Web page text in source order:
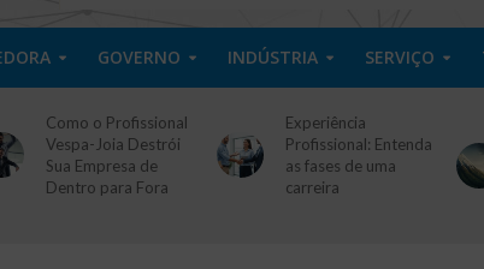
GOVERNO INDÚSTRIA SERVIÇO
Como o Profissional
Vespa-Joia Destrói
Sua Empresa de
Dentro para Fora
Experiência
Profissional: Entenda
as fases de uma
carreira